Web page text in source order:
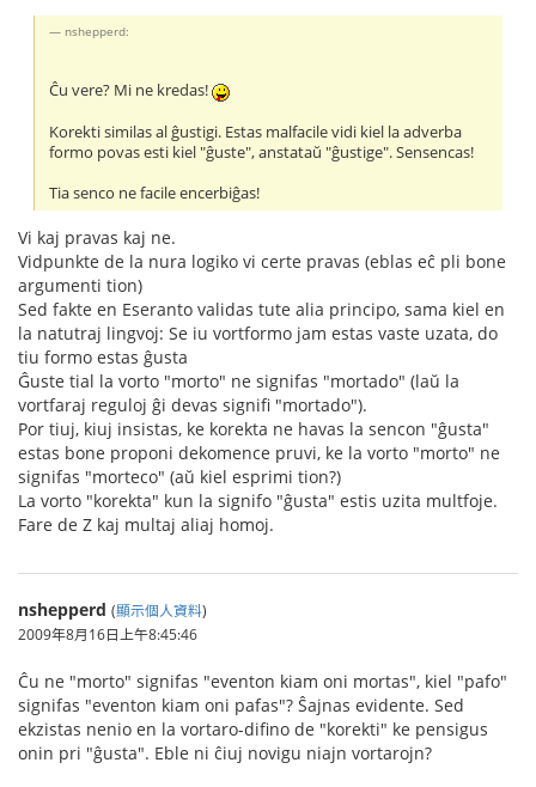
nshepperd:
Ĉu vere? Mi ne kredas!
Korekti similas al ĝustigi. Estas malfacile vidi kiel la adverba
formo povas esti kiel "ĝuste", anstataŭ "ĝustige". Sensencas!
Tia senco ne facile encerbiĝas!
Vi kaj pravas kaj ne.
Vidpunkte de la nura logiko vi certe pravas (eblas eĉ pli bone
argumenti tion)
Sed fakte en Eseranto validas tute alia principo, sama kiel en
la natutraj lingvoj: Se iu vortformo jam estas vaste uzata, do
tiu formo estas ĝusta
Ĝuste tial la vorto "morto" ne signifas "mortado" (laŭ la
vortfaraj reguloj ĝi devas signifi "mortado").
Por tiuj, kiuj insistas, ke korekta ne havas la sencon "ĝusta"
estas bone proponi dekomence pruvi, ke la vorto "morto" ne
signifas "morteco" (aŭ kiel esprimi tion?)
La vorto "korekta" kun la signifo "ĝusta" estis uzita multfoje.
Fare de Z kaj multaj aliaj homoj.
nshepperd (顯示個人資料)
2009年8月16日上午8:45:46
Ĉu ne "morto" signifas "eventon kiam oni mortas", kiel "pafo"
signifas "eventon kiam oni pafas"? Ŝajnas evidente. Sed
ekzistas nenio en la vortaro-difino de "korekti" ke pensigus
onin pri "ĝusta". Eble ni ĉiuj novigu niajn vortarojn?